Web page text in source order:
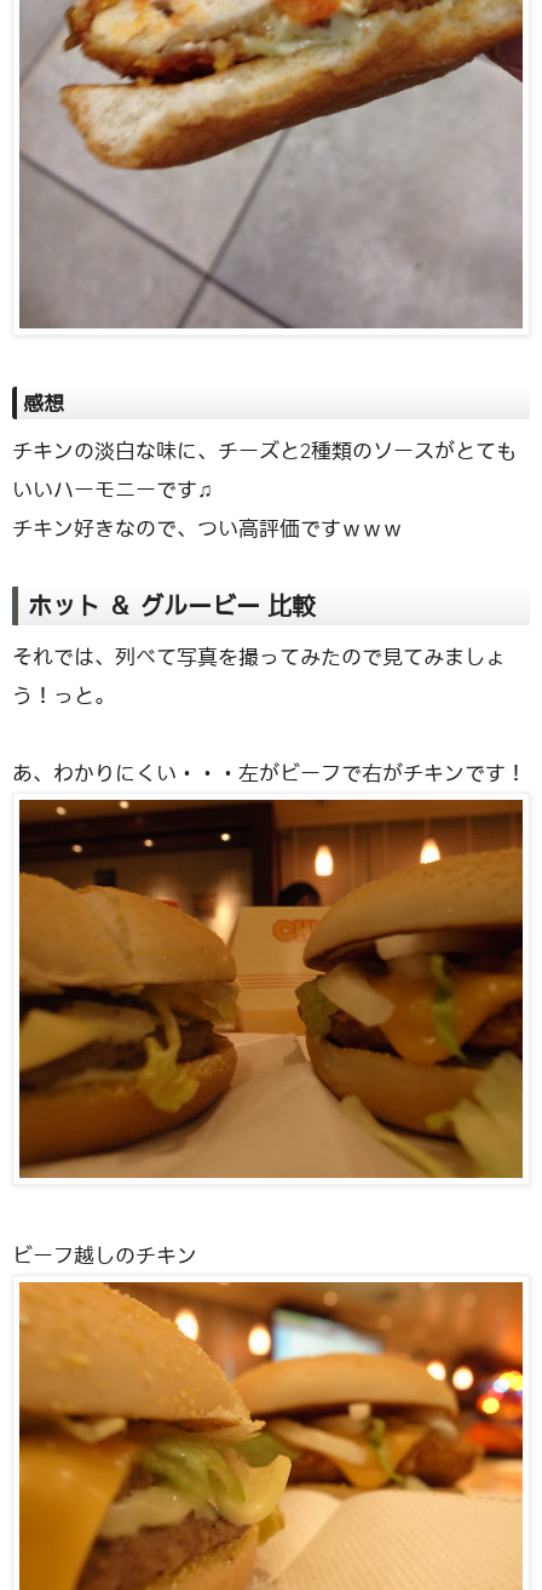
感想
チキンの淡白な味に、チーズと2種類のソースがとても
いいハーモニーです♫
チキン好きなので、つい高評価ですｗｗｗ
ホット ＆ グルービー 比較
それでは、列べて写真を撮ってみたので見てみましょ
う！っと。
あ、わかりにくい・・・左がビーフで右がチキンです！
ビーフ越しのチキン